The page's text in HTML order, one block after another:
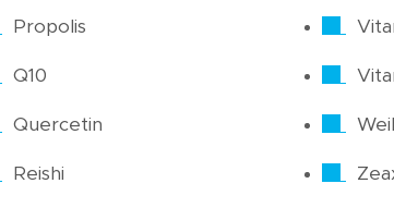
Propolis
Q10
Quercetin
Reishi